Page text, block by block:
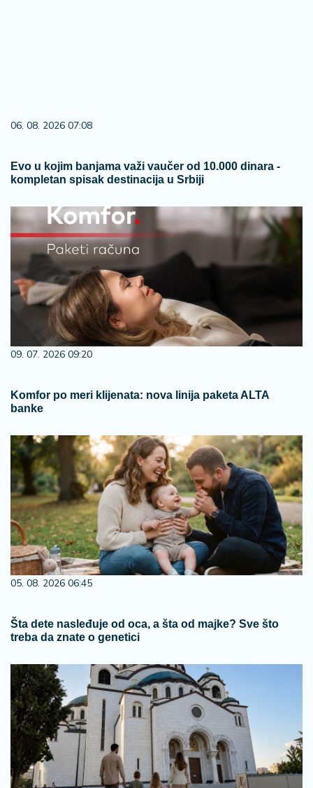
06. 08. 2026 07:08
Evo u kojim banjama važi vaučer od 10.000 dinara -
kompletan spisak destinacija u Srbiji
09. 07. 2026 09:20
Komfor po meri klijenata: nova linija paketa ALTA
banke
05. 08. 2026 06:45
Šta dete nasleđuje od oca, a šta od majke? Sve što
treba da znate o genetici